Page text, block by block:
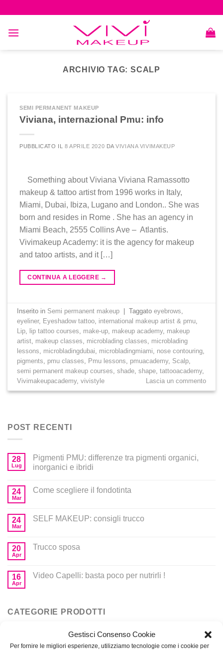
Gestisci Consenso Cookie
Per fornire le migliori esperienze, utilizziamo tecnologie come i cookie per
content
ARCHIVIO TAG:SCALP
SEMI PERMANENT MAKEUP
Viviana, internazional Pmu: info
PUBBLICATO IL 8 APRILE 2020 DAVIVIANA VIVIMAKEUP
Something about Viviana Viviana Ramassotto
makeup & tattoo artist from 1996 works in Italy,
Miami, Dubai, Ibiza, Lugano and London.. She was
born and resides in Rome . She has an agency in
Miami Beach, 2555 Collins Ave – Atlantis.
Vivimakeup Academy: it is the agency for makeup
and tatoo artists, and it […]
CONTINUA A LEGGERE →
Inserito in Semi permanent makeup Taggatoeyebrows
eyeliner, Eyeshadow tattoo international makeup artist & pmu
Lip
lip tattoo courses make-up makeup academy, makeup
artist makeup classes microblading classes
microblading
lessons
microbladingdubai microbladingmiami nose contouring
pigments
pmu classes Pmu lessons pmuacademy, Scalp
semi permanent makeup courses ,shade ,shape ,tattooacademy,
Vivimakeupacademy,vivistyle Lascia un commento
POST RECENTI
28
Lug
Pigmenti PMU: differenze tra pigmenti organici,
inorganici e ibridi
24
Mar
Come scegliere il fondotinta
24
Mar
SELF MAKEUP: consigli trucco
20
Apr
Trucco sposa
16
Apr
Video Capelli: basta poco per nutrirli !
CATEGORIE PRODOTTI
Corsi